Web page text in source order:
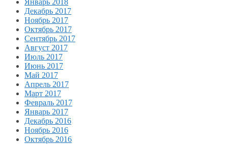
Январь 2018
Декабрь 2017
Ноябрь 2017
Октябрь 2017
Сентябрь 2017
Август 2017
Июль 2017
Июнь 2017
Май 2017
Апрель 2017
Март 2017
Февраль 2017
Январь 2017
Декабрь 2016
Ноябрь 2016
Октябрь 2016